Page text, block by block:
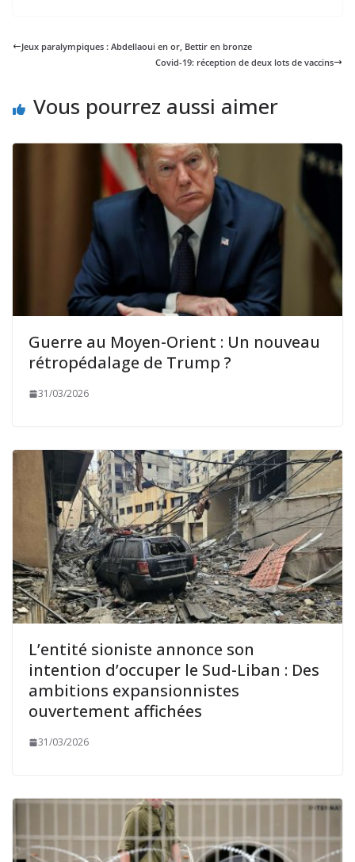
Jeux paralympiques : Abdellaoui en or, Bettir en bronze
Covid-19: réception de deux lots de vaccins
Vous pourrez aussi aimer
Guerre au Moyen-Orient : Un nouveau
rétropédalage de Trump ?
31/03/2026
L’entité sioniste annonce son
intention d’occuper le Sud-Liban : Des
ambitions expansionnistes
ouvertement affichées
31/03/2026